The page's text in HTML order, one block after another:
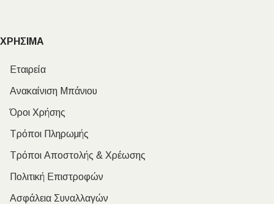
ΧΡΗΣΙΜΑ
Εταιρεία
Ανακαίνιση Μπάνιου
Όροι Χρήσης
Τρόποι Πληρωμής
Τρόποι Αποστολής & Χρέωσης
Πολιτική Επιστροφών
Ασφάλεια Συναλλαγών